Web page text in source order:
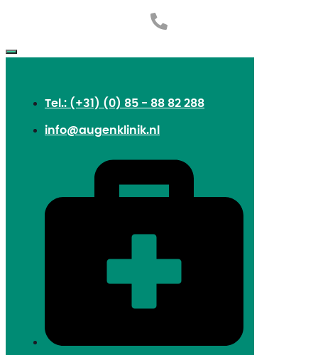
Tel.: (+31) (0) 85 - 88 82 288
info@augenklinik.nl